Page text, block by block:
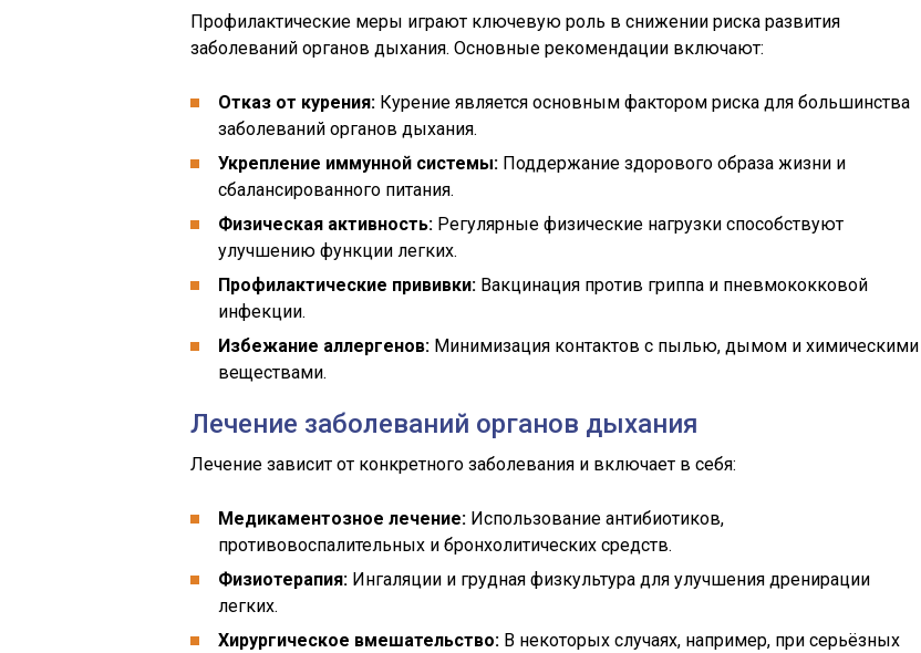
Профилактические меры играют ключевую роль в снижении риска развития
заболеваний органов дыхания. Основные рекомендации включают:
Отказ от курения: Курение является основным фактором риска для большинства
заболеваний органов дыхания.
Укрепление иммунной системы: Поддержание здорового образа жизни и
сбалансированного питания.
Физическая активность: Регулярные физические нагрузки способствуют
улучшению функции легких.
Профилактические прививки: Вакцинация против гриппа и пневмококковой
инфекции.
Избежание аллергенов: Минимизация контактов с пылью, дымом и химическими
веществами.
Лечение заболеваний органов дыхания
Лечение зависит от конкретного заболевания и включает в себя:
Медикаментозное лечение: Использование антибиотиков,
противовоспалительных и бронхолитических средств.
Физиотерапия: Ингаляции и грудная физкультура для улучшения дренирации
легких.
Хирургическое вмешательство: В некоторых случаях, например, при серьёзных